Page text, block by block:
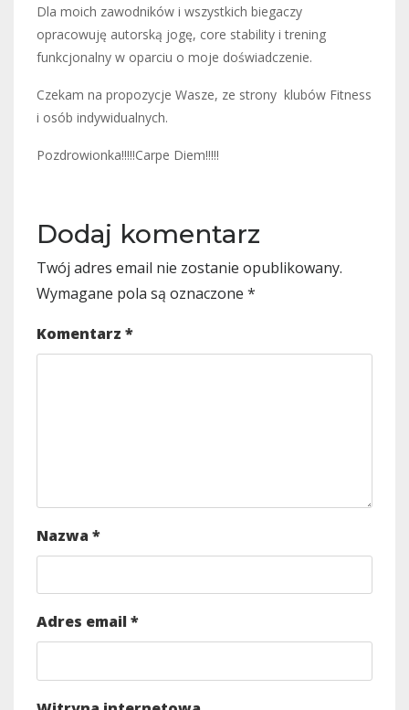
Dla moich zawodników i wszystkich biegaczy
opracowuję autorską jogę, core stability i trening
funkcjonalny w oparciu o moje doświadczenie.
Czekam na propozycje Wasze, ze strony klubów Fitness
i osób indywidualnych.
Pozdrowionka!!!!!Carpe Diem!!!!!
Dodaj komentarz
Twój adres email nie zostanie opublikowany.
Wymagane pola są oznaczone *
Komentarz *
Nazwa *
Adres email *